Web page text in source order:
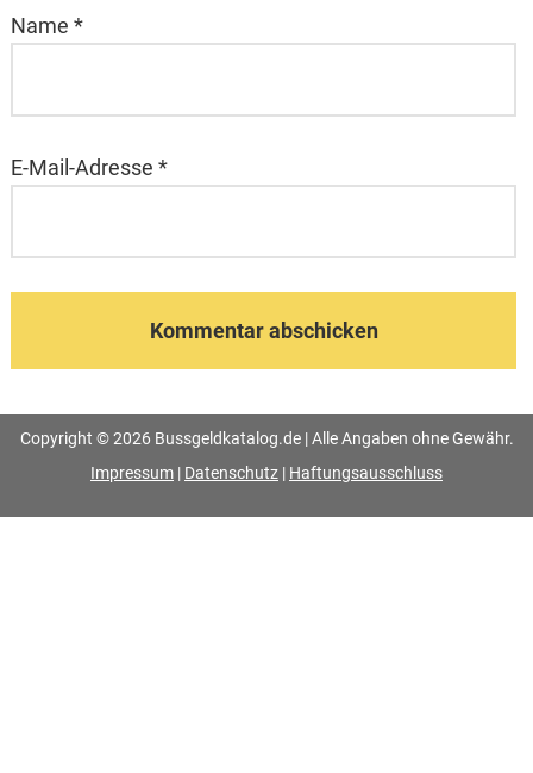
Name *
E-Mail-Adresse *
Copyright © 2026 Bussgeldkatalog.de | Alle Angaben ohne Gewähr.
Impressum | Datenschutz | Haftungsausschluss